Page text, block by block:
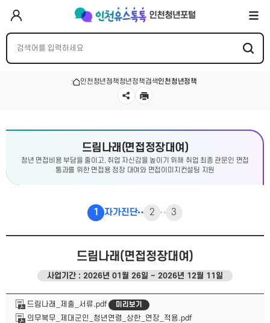
인천청년정책청년정책검색인천청년정책
드림나래(면접정장대여)
청년 면접비용 부담을 줄이고, 취업 자신감을 높이기 위해 취업 최종 관문인 면접
통과를 위한 면접용 정장 대여와 면접이미지컨설팅 지원
1 자가진단 2 3
드림나래(면접정장대여)
사업기간 : 2026년 01월 26일 ~ 2026년 12월 11일
드림나래_제출_서류.pdf 미리보기
의무복무_제대군인_청년연령_상한_연장_적용.pdf